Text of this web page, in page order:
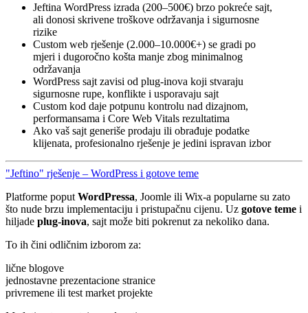
Jeftina WordPress izrada (200–500€) brzo pokreće sajt,
ali donosi skrivene troškove održavanja i sigurnosne
rizike
Custom web rješenje (2.000–10.000€+) se gradi po
mjeri i dugoročno košta manje zbog minimalnog
održavanja
WordPress sajt zavisi od plug-inova koji stvaraju
sigurnosne rupe, konflikte i usporavaju sajt
Custom kod daje potpunu kontrolu nad dizajnom,
performansama i Core Web Vitals rezultatima
Ako vaš sajt generiše prodaju ili obrađuje podatke
klijenata, profesionalno rješenje je jedini ispravan izbor
"Jeftino" rješenje – WordPress i gotove teme
Platforme poput WordPressa, Joomle ili Wix-a popularne su zato
što nude brzu implementaciju i pristupačnu cijenu. Uz gotove teme i
hiljade plug-inova, sajt može biti pokrenut za nekoliko dana.
To ih čini odličnim izborom za:
lične blogove
jednostavne prezentacione stranice
privremene ili test market projekte